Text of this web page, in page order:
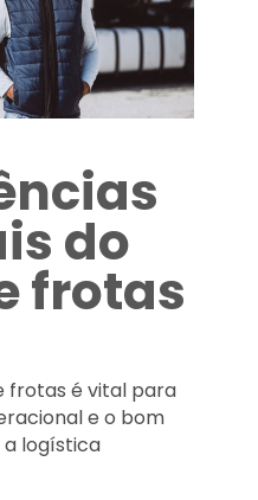
do
frotas
frotas é vital para
e o bom
logística